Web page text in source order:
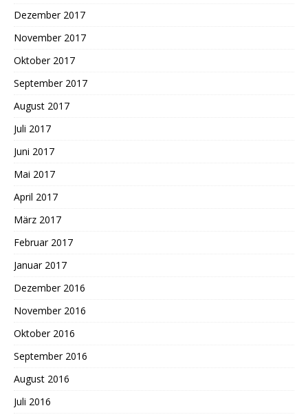
Dezember 2017
November 2017
Oktober 2017
September 2017
August 2017
Juli 2017
Juni 2017
Mai 2017
April 2017
März 2017
Februar 2017
Januar 2017
Dezember 2016
November 2016
Oktober 2016
September 2016
August 2016
Juli 2016